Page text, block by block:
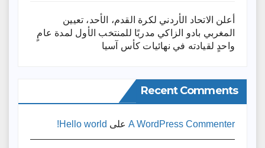
أعلن الاتحاد الأردني لكرة القدم، الأحد، تعيين
المغربي بادو الزاكي مدربًا للمنتخب الأول لمدة عامٍ
واحدٍ لقيادته ​في نهائيات كأس آسيا
Recent Comments
A WordPress Commenter على Hello world!